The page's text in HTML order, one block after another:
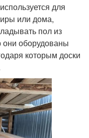
для
или дома,
пол из
они оборудованы
которым доски